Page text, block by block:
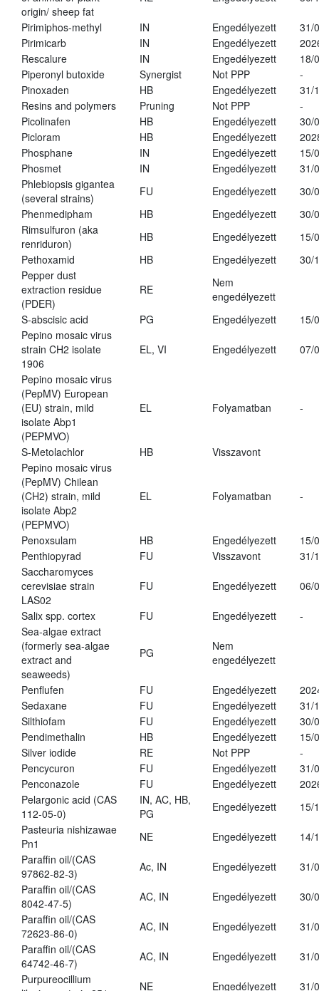
origin/ sheep fat
Pirimiphos-methyl IN Engedélyezett
31/
Pirimicarb
IN Engedélyezett
Rescalure
IN Engedélyezett
18/
Piperonyl butoxide
Synergist Not PPP
-
Pinoxaden
HB Engedélyezett
31/
Resins and polymers
Pruning Not PPP
-
Picolinafen
HB Engedélyezett
30/
Picloram
HB Engedélyezett
Phosphane
IN Engedélyezett
15/
Phosmet
IN Engedélyezett
31/
Phlebiopsis gigantea
(several strains)
FU Engedélyezett
30/
Phenmedipham
HB Engedélyezett
30/
Rimsulfuron (aka
renriduron)
HB Engedélyezett
15/
Pethoxamid
HB Engedélyezett
30/
Pepper dust
extraction residue
(PDER)
RE
Nem
engedélyezett
S-abscisic acid
PG Engedélyezett
15/
Pepino mosaic virus
strain CH2 isolate
1906
EL, VI Engedélyezett 07/
Pepino mosaic virus
(PepMV) European
(EU) strain, mild
isolate Abp1
(PEPMVO)
EL Folyamatban -
S-Metolachlor HB
Visszavont
Pepino mosaic virus
(PepMV) Chilean
(CH2) strain, mild
isolate Abp2
(PEPMVO)
EL Folyamatban -
Penoxsulam HB Engedélyezett
15/
Penthiopyrad
FU Visszavont
31/
Saccharomyces
cerevisiae strain
LAS02
FU Engedélyezett 06/
Salix spp. cortex FU Engedélyezett
-
Sea-algae extract
(formerly sea-algae
extract and
seaweeds)
PG
Nem
engedélyezett
Penflufen FU Engedélyezett
Sedaxane
FU Engedélyezett
31/
Silthiofam
FU Engedélyezett
30/
Pendimethalin
HB Engedélyezett
15/
Silver iodide
RE Not PPP
-
Pencycuron
FU Engedélyezett
31/
Penconazole
FU Engedélyezett
Pelargonic acid (CAS
112-05-0)
IN, AC, HB,
PG
Engedélyezett
15/
Pasteuria nishizawae
Pn1
NE Engedélyezett
14/
Paraffin oil/(CAS
97862-82-3)
Ac, IN Engedélyezett
31/
Paraffin oil/(CAS
8042-47-5)
AC, IN Engedélyezett
30/
Paraffin oil/(CAS
72623-86-0)
AC, IN Engedélyezett
31/
Paraffin oil/(CAS
64742-46-7)
AC, IN Engedélyezett
31/
Purpureocillium
NE Engedélyezett
31/